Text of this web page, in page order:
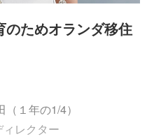
ためオランダ移住
１年の1/4）
レクター